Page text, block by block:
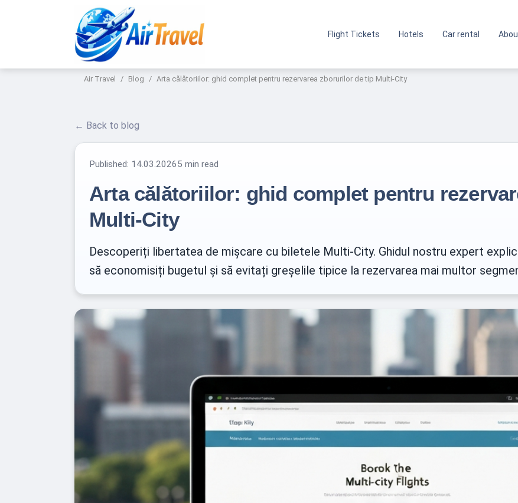
Flight Tickets Hotels Car rental
Air Travel Blog Arta călătoriilor: ghid complet pentru rezervarea zborurilor de tip Multi-City
← Back to blog
Published: 14.03.20265 min read
Arta călătoriilor: ghid complet pentru
Multi-City
Descoperiți libertatea de mișcare cu biletele Multi-City. Ghidul nostru expert
să economisiți bugetul și să evitați greșelile tipice la rezervarea mai multor